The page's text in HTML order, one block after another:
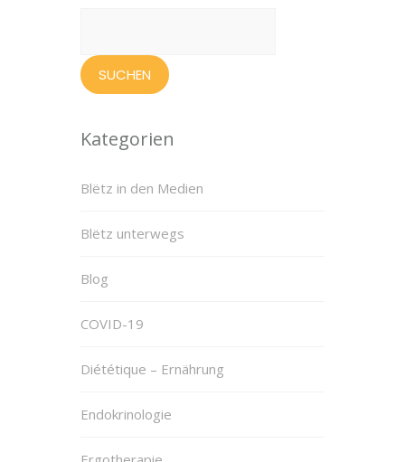
Kategorien
Blëtz in den Medien
Blëtz unterwegs
Blog
COVID-19
Diététique – Ernährung
Endokrinologie